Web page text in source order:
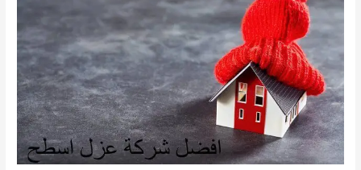
عزل
متخصصة
عزل
الشينكو
بالخرمة